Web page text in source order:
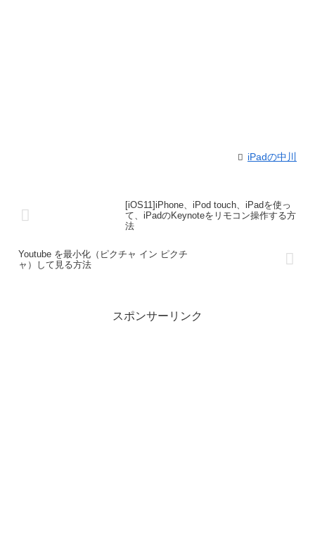
iPadの中川
[iOS11]iPhone、iPod touch、iPadを使っ
て、iPadのKeynoteをリモコン操作する方
法
Youtube を最小化（ピクチャ イン ピクチ
ャ）して見る方法
スポンサーリンク